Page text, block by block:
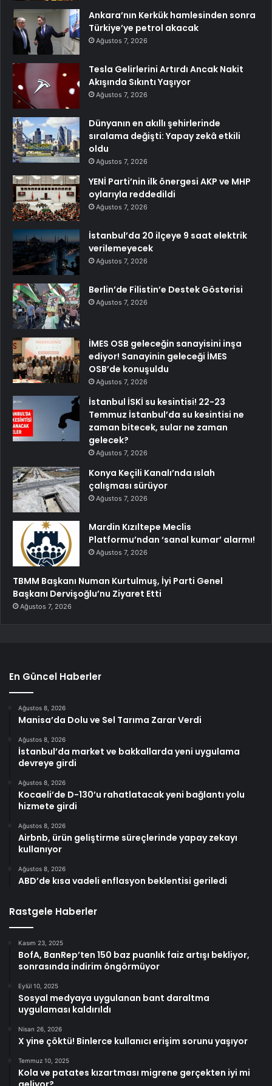
Ankara’nın Kerkük hamlesinden sonra
Türkiye’ye petrol akacak
Ağustos 7, 2026
Tesla Gelirlerini Artırdı Ancak Nakit
Akışında Sıkıntı Yaşıyor
Ağustos 7, 2026
Dünyanın en akıllı şehirlerinde
sıralama değişti: Yapay zekâ etkili
oldu
Ağustos 7, 2026
YENİ Parti’nin ilk önergesi AKP ve MHP
oylarıyla reddedildi
Ağustos 7, 2026
İstanbul’da 20 ilçeye 9 saat elektrik
verilemeyecek
Ağustos 7, 2026
Berlin’de Filistin’e Destek Gösterisi
Ağustos 7, 2026
İMES OSB geleceğin sanayisini inşa
ediyor! Sanayinin geleceği İMES
OSB’de konuşuldu
Ağustos 7, 2026
İstanbul İSKİ su kesintisi! 22-23
Temmuz İstanbul’da su kesintisi ne
zaman bitecek, sular ne zaman
gelecek?
Ağustos 7, 2026
Konya Keçili Kanalı’nda ıslah
çalışması sürüyor
Ağustos 7, 2026
Mardin Kızıltepe Meclis
Platformu’ndan ‘sanal kumar’ alarmı!
Ağustos 7, 2026
TBMM Başkanı Numan Kurtulmuş, İyi Parti Genel
Başkanı Dervişoğlu’nu Ziyaret Etti
Ağustos 7, 2026
En Güncel Haberler
Ağustos 8, 2026
Manisa’da Dolu ve Sel Tarıma Zarar Verdi
Ağustos 8, 2026
İstanbul’da market ve bakkallarda yeni uygulama
devreye girdi
Ağustos 8, 2026
Kocaeli’de D-130’u rahatlatacak yeni bağlantı yolu
hizmete girdi
Ağustos 8, 2026
Airbnb, ürün geliştirme süreçlerinde yapay zekayı
kullanıyor
Ağustos 8, 2026
ABD’de kısa vadeli enflasyon beklentisi geriledi
Rastgele Haberler
Kasım 23, 2025
BofA, BanRep’ten 150 baz puanlık faiz artışı bekliyor,
sonrasında indirim öngörmüyor
Eylül 10, 2025
Sosyal medyaya uygulanan bant daraltma
uygulaması kaldırıldı
Nisan 26, 2026
X yine çöktü! Binlerce kullanıcı erişim sorunu yaşıyor
Temmuz 10, 2025
Kola ve patates kızartması migrene gerçekten iyi mi